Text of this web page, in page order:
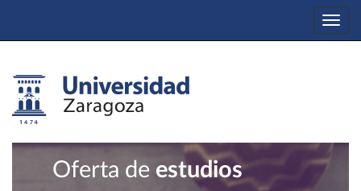
Oferta de estudios